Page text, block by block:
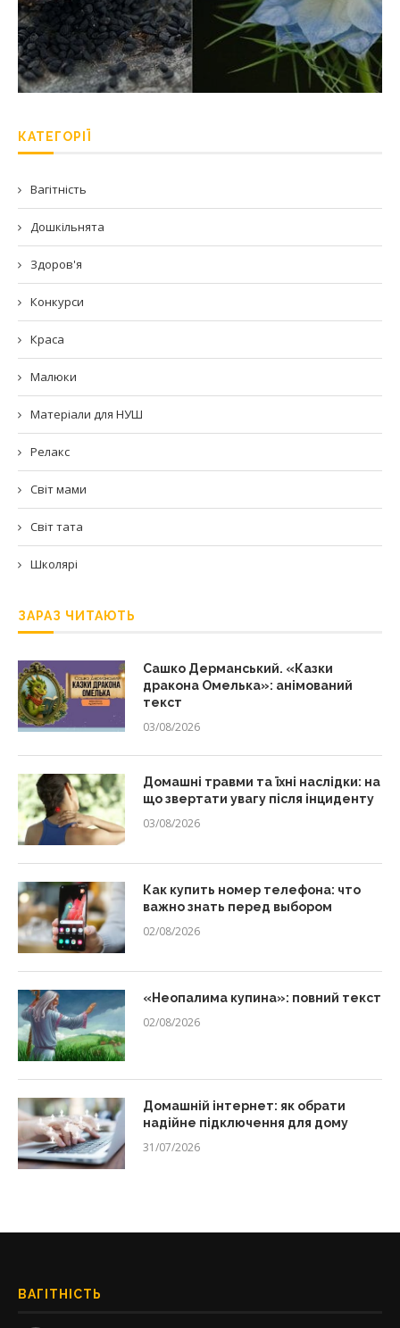
КАТЕГОРІЇ
Вагітність
Дошкільнята
Здоров'я
Конкурси
Краса
Малюки
Матеріали для НУШ
Релакс
Світ мами
Світ тата
Школярі
ЗАРАЗ ЧИТАЮТЬ
Сашко Дерманський. «Казки
дракона Омелька»: анімований
текст
03/08/2026
Домашні травми та їхні наслідки: на
що звертати увагу після інциденту
03/08/2026
Как купить номер телефона: что
важно знать перед выбором
02/08/2026
«Неопалима купина»: повний текст
02/08/2026
Домашній інтернет: як обрати
надійне підключення для дому
31/07/2026
ВАГІТНІСТЬ